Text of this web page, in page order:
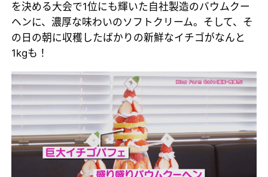
を決める大会で1位にも輝いた自社製造のバウムクー
ヘンに、濃厚な味わいのソフトクリーム。そして、そ
の日の朝に収穫したばかりの新鮮なイチゴがなんと
1kgも！